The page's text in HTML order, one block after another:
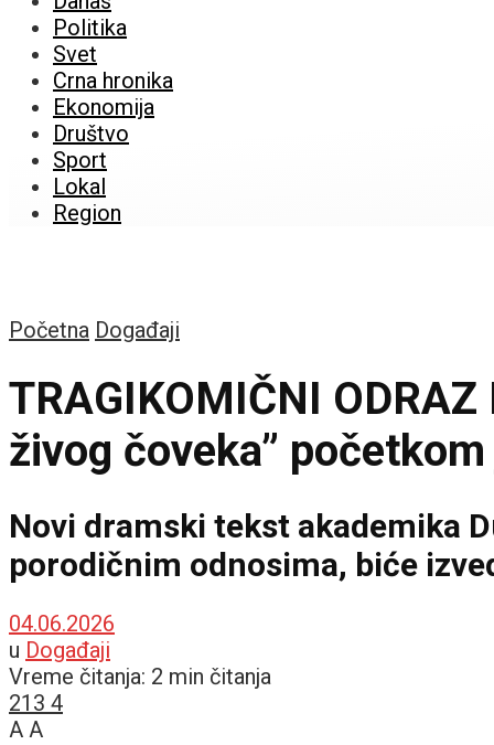
Politika
Svet
Crna hronika
Ekonomija
Društvo
Sport
Lokal
Region
Početna Događaji
TRAGIKOMIČNI
živog čoveka”
Novi dramski tekst akademika
porodičnim odnosima, biće
04.06.2026
u Događaji
Vreme čitanja: 2 min čitanja
213 4
A A